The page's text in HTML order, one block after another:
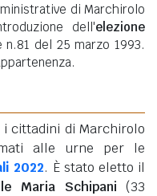
di Marchirolo
dell'elezione
n.81 del 25 marzo 1993.
i cittadini di Marchirolo
alle urne per le
2022. È stato eletto il
Maria Schipani (33